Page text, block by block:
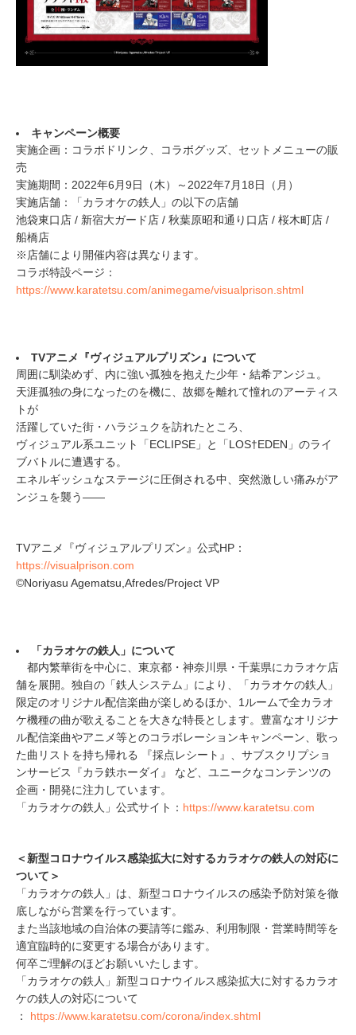
キャンペーン概要
実施企画：コラボドリンク、コラボグッズ、セットメニューの販
売
実施期間：2022年6月9日（木）～2022年7月18日（月）
実施店舗：「カラオケの鉄人」の以下の店舗
池袋東口店 / 新宿大ガード店 / 秋葉原昭和通り口店 / 桜木町店 /
船橋店
※店舗により開催内容は異なります。
コラボ特設ページ：
https://www.karatetsu.com/animegame/visualprison.shtml
TVアニメ『ヴィジュアルプリズン』について
周囲に馴染めず、内に強い孤独を抱えた少年・結希アンジュ。
天涯孤独の身になったのを機に、故郷を離れて憧れのアーティス
トが
活躍していた街・ハラジュクを訪れたところ、
ヴィジュアル系ユニット「ECLIPSE」と「LOS†EDEN」のライ
ブバトルに遭遇する。
エネルギッシュなステージに圧倒される中、突然激しい痛みがア
ンジュを襲う――
TVアニメ『ヴィジュアルプリズン』公式HP：
https://visualprison.com
©Noriyasu Agematsu,Afredes/Project VP
「カラオケの鉄人」について
都内繁華街を中心に、東京都・神奈川県・千葉県にカラオケ店
舗を展開。独自の「鉄人システム」により、「カラオケの鉄人」
限定のオリジナル配信楽曲が楽しめるほか、1ルームで全カラオ
ケ機種の曲が歌えることを大きな特長とします。豊富なオリジナ
ル配信楽曲やアニメ等とのコラボレーションキャンペーン、歌っ
た曲リストを持ち帰れる 『採点レシート』、サブスクリプショ
ンサービス『カラ鉄ホーダイ』 など、ユニークなコンテンツの
企画・開発に注力しています。
「カラオケの鉄人」公式サイト： https://www.karatetsu.com
＜新型コロナウイルス感染拡大に対するカラオケの鉄人の対応に
ついて＞
「カラオケの鉄人」は、新型コロナウイルスの感染予防対策を徹
底しながら営業を行っています。
また当該地域の自治体の要請等に鑑み、利用制限・営業時間等を
適宜臨時的に変更する場合があります。
何卒ご理解のほどお願いいたします。
「カラオケの鉄人」新型コロナウイルス感染拡大に対するカラオ
ケの鉄人の対応について
： https://www.karatetsu.com/corona/index.shtml